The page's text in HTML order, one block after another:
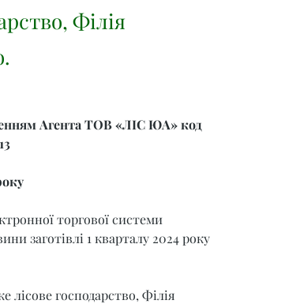
Філія
Агента ТОВ «ЛІС ЮА» код
торгової системи
заготівлі 1 кварталу 2024 року
лісове господарство, Філія